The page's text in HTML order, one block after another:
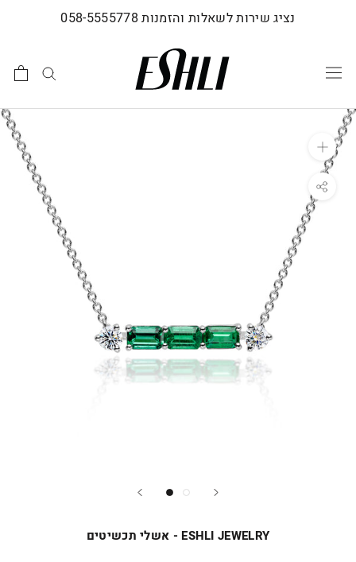
נציג שירות לשאלות והזמנות 058-5555778
ESHLI JEWELRY - אשלי תכשיטים